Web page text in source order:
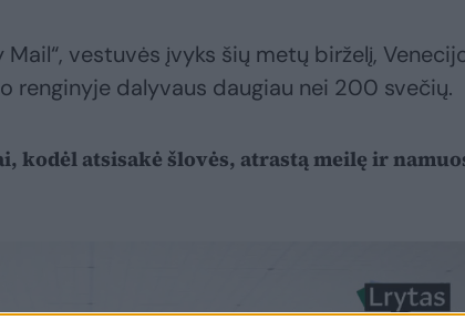
vestuvės įvyks šių metų birželį,
renginyje dalyvaus daugiau nei 200 svečių.
kodėl atsisakė šlovės, atrastą meilę ir